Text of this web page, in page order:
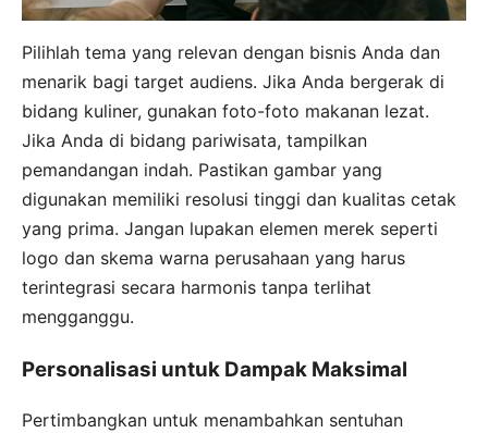
Pilihlah tema yang relevan dengan bisnis Anda dan
menarik bagi target audiens. Jika Anda bergerak di
bidang kuliner, gunakan foto-foto makanan lezat.
Jika Anda di bidang pariwisata, tampilkan
pemandangan indah. Pastikan gambar yang
digunakan memiliki resolusi tinggi dan kualitas cetak
yang prima. Jangan lupakan elemen merek seperti
logo dan skema warna perusahaan yang harus
terintegrasi secara harmonis tanpa terlihat
mengganggu.
Personalisasi untuk Dampak Maksimal
Pertimbangkan untuk menambahkan sentuhan